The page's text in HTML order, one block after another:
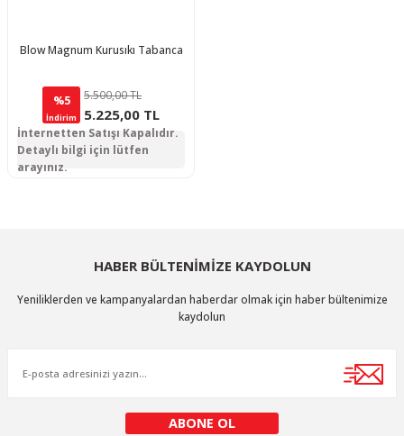
Blow Magnum Kurusıkı Tabanca
%5
İndirim
5.500,00 TL
5.225,00 TL
İnternetten Satışı Kapalıdır.
Detaylı bilgi için lütfen
arayınız.
HABER BÜLTENİMİZE KAYDOLUN
Yeniliklerden ve kampanyalardan haberdar olmak için haber bültenimize
kaydolun
ABONE OL